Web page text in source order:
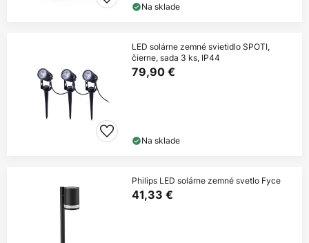
Na sklade
LED solárne zemné svietidlo SPOTI,
čierne, sada 3 ks, IP44
79,90 €
Na sklade
Philips LED solárne zemné svetlo Fyce
41,33 €